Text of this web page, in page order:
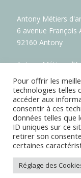
Antony Métiers
6 avenue François
92160 Antony
Antony Métiers
Soutenez la
Copyright © 2026
Pour offrir les
technologies telles
accéder aux
consentir à ces
données telles que
ID uniques sur ce
retirer son
certaines
Réglage des